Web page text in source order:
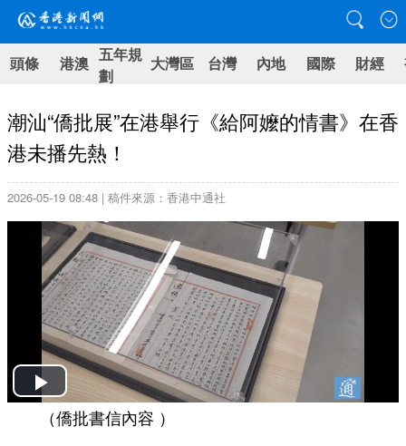
頭條 港澳 五年規
劃
大灣區 台灣 內地 國際 財經
潮汕“僑批展”在港舉行《給阿嬤的情書》在香
港未播先熱！
2026-05-19 08:48 | 稿件來源：香港中通社
Play
Video
（僑批書信內容 ）